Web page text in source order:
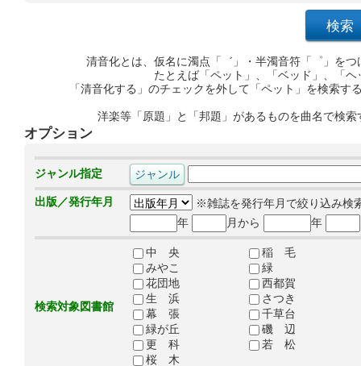
清音化とは、仮名に濁点「゛」・半濁音符「゜」を
たとえば「ペット」、「ベッド」、「
「清音化する」のチェックを外して「ペット」を検索
洋楽等「原題」と「邦題」があるものを曲名で検
オプション
ジャンル指定
出版／発行年月
※雑誌を発行年月で絞り込み検
年
月から 年
検索対象図書館
中 央
稲 毛
みやこ
緑
花団地
西都賀
生 浜
さつき
幕 張
千草台
緑が丘
磯 辺
更 科
若 松
桜 木